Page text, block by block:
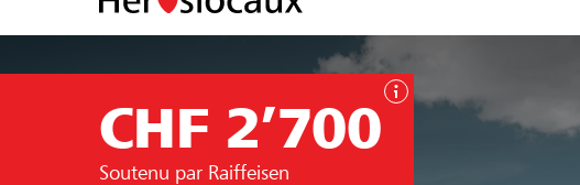
Soutien & assistance
Trouvez des projets et des organisations
CHF 2’700
Soutenu par Raiffeisen